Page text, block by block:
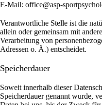
E-Mail: office@asp-
Verantwortliche Stelle ist die
allein oder gemeinsam mit
Verarbeitung von
Adressen o. Ä.) entscheidet.
Speicherdauer
Soweit innerhalb dieser
Speicherdauer genannt wurde,